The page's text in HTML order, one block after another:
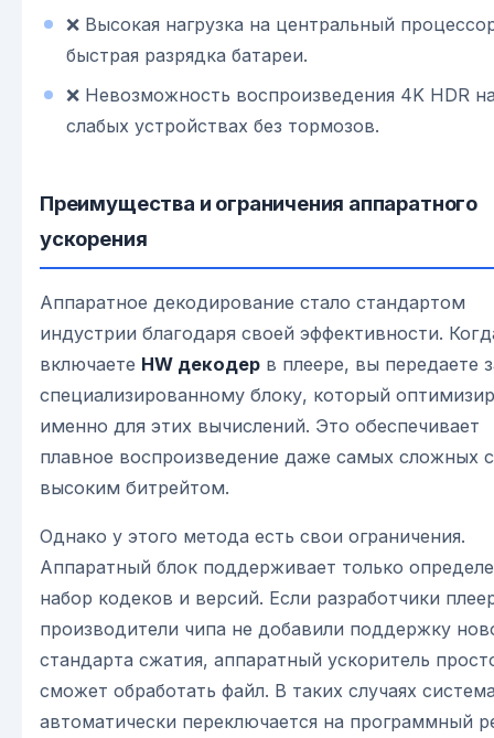
❌ Высокая нагрузка на центральный
быстрая разрядка батареи.
❌ Невозможность воспроизведения 4K HDR
слабых устройствах без тормозов.
Преимущества и ограничения аппаратного
ускорения
Аппаратное декодирование стало стандартом
индустрии благодаря своей эффективности.
включаете HW декодер в плеере, вы передаете
специализированному блоку, который
именно для этих вычислений. Это обеспечивает
плавное воспроизведение даже самых сложных
высоким битрейтом.
Однако у этого метода есть свои ограничения.
Аппаратный блок поддерживает только
набор кодеков и версий. Если разработчики
производители чипа не добавили поддержку
стандарта сжатия, аппаратный ускоритель
сможет обработать файл. В таких случаях
автоматически переключается на программный